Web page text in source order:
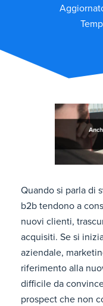
Quando si parla di
b2b tendono a
nuovi clienti,
acquisiti. Se si
aziendale,
riferimento alla
difficile da
prospect che non